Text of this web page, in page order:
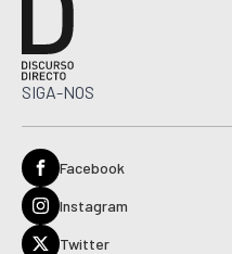
SIGA-NOS
Facebook
Instagram
Twitter